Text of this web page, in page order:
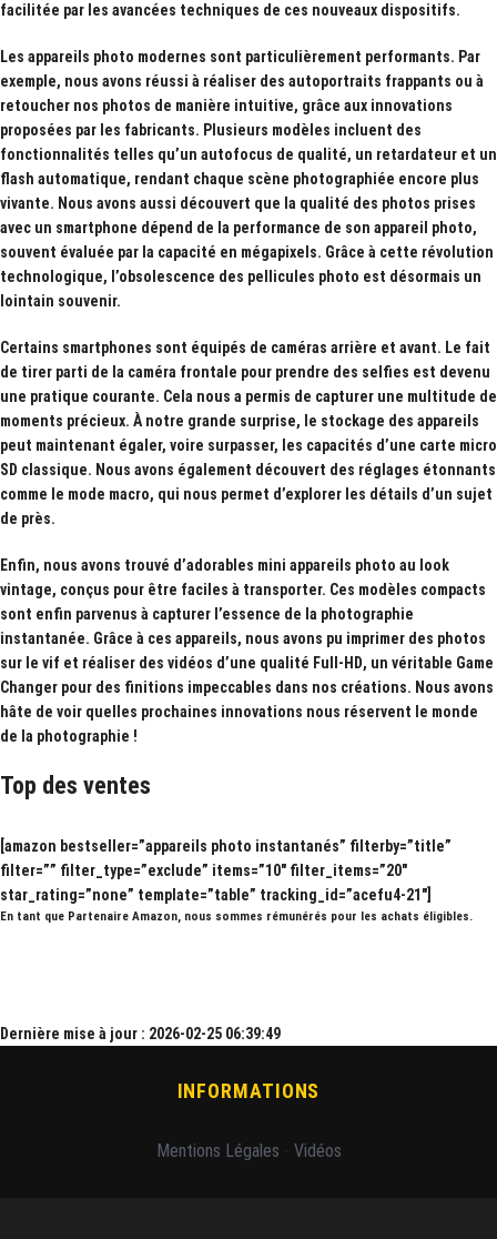
facilitée par les avancées techniques de ces nouveaux dispositifs.
Les appareils photo modernes sont particulièrement performants. Par
exemple, nous avons réussi à réaliser des autoportraits frappants ou à
retoucher nos photos de manière intuitive, grâce aux innovations
proposées par les fabricants. Plusieurs modèles incluent des
fonctionnalités telles qu’un autofocus de qualité, un retardateur et un
flash automatique, rendant chaque scène photographiée encore plus
vivante. Nous avons aussi découvert que la qualité des photos prises
avec un smartphone dépend de la performance de son appareil photo,
souvent évaluée par la capacité en mégapixels. Grâce à cette révolution
technologique, l’obsolescence des pellicules photo est désormais un
lointain souvenir.
Certains smartphones sont équipés de caméras arrière et avant. Le fait
de tirer parti de la caméra frontale pour prendre des selfies est devenu
une pratique courante. Cela nous a permis de capturer une multitude de
moments précieux. À notre grande surprise, le stockage des appareils
peut maintenant égaler, voire surpasser, les capacités d’une carte micro
SD classique. Nous avons également découvert des réglages étonnants
comme le mode macro, qui nous permet d’explorer les détails d’un sujet
de près.
Enfin, nous avons trouvé d’adorables mini appareils photo au look
vintage, conçus pour être faciles à transporter. Ces modèles compacts
sont enfin parvenus à capturer l’essence de la photographie
instantanée. Grâce à ces appareils, nous avons pu imprimer des photos
sur le vif et réaliser des vidéos d’une qualité Full-HD, un véritable Game
Changer pour des finitions impeccables dans nos créations. Nous avons
hâte de voir quelles prochaines innovations nous réservent le monde
de la photographie !
Top des ventes
[amazon bestseller=”appareils photo instantanés” filterby=”title”
filter=”” filter_type=”exclude” items=”10″ filter_items=”20″
star_rating=”none” template=”table” tracking_id=”acefu4-21″]
En tant que Partenaire Amazon, nous sommes rémunérés pour les achats éligibles.
Dernière mise à jour : 2026-02-25 06:39:49
INFORMATIONS
Mentions Légales Vidéos